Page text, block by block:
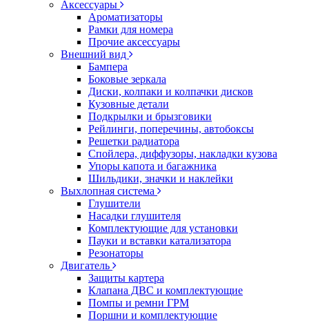
Аксессуары
Ароматизаторы
Рамки для номера
Прочие аксессуары
Внешний вид
Бампера
Боковые зеркала
Диски, колпаки и колпачки дисков
Кузовные детали
Подкрылки и брызговики
Рейлинги, поперечины, автобоксы
Решетки радиатора
Спойлера, диффузоры, накладки кузова
Упоры капота и багажника
Шильдики, значки и наклейки
Выхлопная система
Глушители
Насадки глушителя
Комплектующие для установки
Пауки и вставки катализатора
Резонаторы
Двигатель
Защиты картера
Клапана ДВС и комплектующие
Помпы и ремни ГРМ
Поршни и комплектующие